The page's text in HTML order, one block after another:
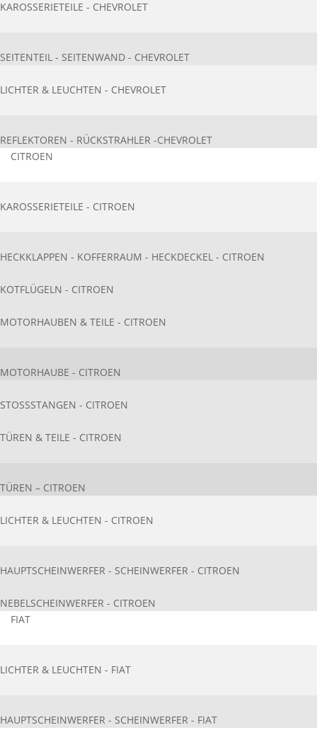
KAROSSERIETEIL​E - CHEVROLET
SEITENTEIL - SEITENWAND - CHEVROLET
LICHTER & LEUCHTEN - CHEVROLET
REFLEKTOREN - RÜCKSTRAHLER -CHEVROLET
CITROEN
KAROSSERIETEIL​E - CITROEN
HECKKLAPPEN - KOFFERRAUM - HECKDECKEL - CITROEN
KOTFLÜGELN - CITROEN
MOTORHAUBEN & TEILE - CITROEN
MOTORHAUBE - CITROEN
STOSSSTANGEN - CITROEN
TÜREN & TEILE - CITROEN
TÜREN – CITROEN
LICHTER & LEUCHTEN - CITROEN
HAUPTSCHEINWERFER - SCHEINWERFER - CITROEN
NEBELSCHEINWERFER - CITROEN
FIAT
LICHTER & LEUCHTEN - FIAT
HAUPTSCHEINWERFER - SCHEINWERFER - FIAT